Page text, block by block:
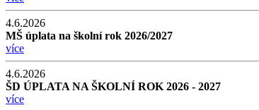
4.6.2026
MŠ úplata na školní rok 2026/2027
více
4.6.2026
ŠD ÚPLATA NA ŠKOLNÍ ROK 2026 - 2027
více